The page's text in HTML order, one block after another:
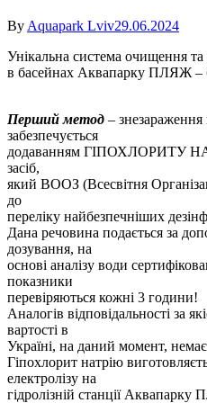
By Aquapark Lviv29.06.2024
Унікальна система очищення
в басейнах Аквапарку ПЛЯЖ –
Перший метод –
забезпечується
додаванням ГІПОХЛОРИТУ
засіб,
який ВООЗ (Всесвітня
до
переліку найбезпечніших
Дана речовина подається за
дозування, на
основі аналізу води
показники
перевіряються кожні 3 години!
Аналогів відповідальності за
вартості в
Україні, на даний момент,
Гіпохлорит натрію
електролізу на
гідролізній станції